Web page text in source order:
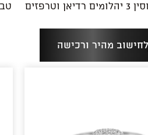
וטרפזים
לחישוב מהיר ורכישה